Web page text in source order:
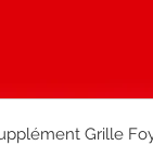
Grille